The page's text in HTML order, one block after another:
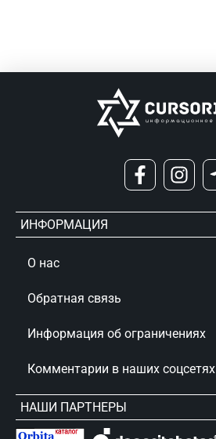
ИНФОРМАЦИЯ
О нас
Обратная связь
Информация об ограничениях
Комментарии в наших соцсетях
НАШИ ПАРТНЕРЫ